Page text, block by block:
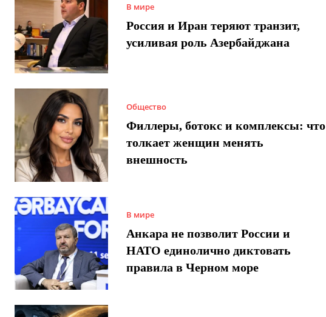
В мире
Россия и Иран теряют транзит,
усиливая роль Азербайджана
Общество
Филлеры, ботокс и комплексы: что
толкает женщин менять
внешность
В мире
Анкара не позволит России и
НАТО единолично диктовать
правила в Черном море